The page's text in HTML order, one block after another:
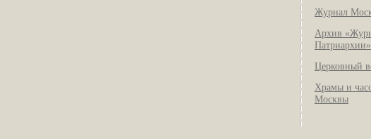
Журнал
Архив
Патриархии»
Церковный
Храмы и
Москвы